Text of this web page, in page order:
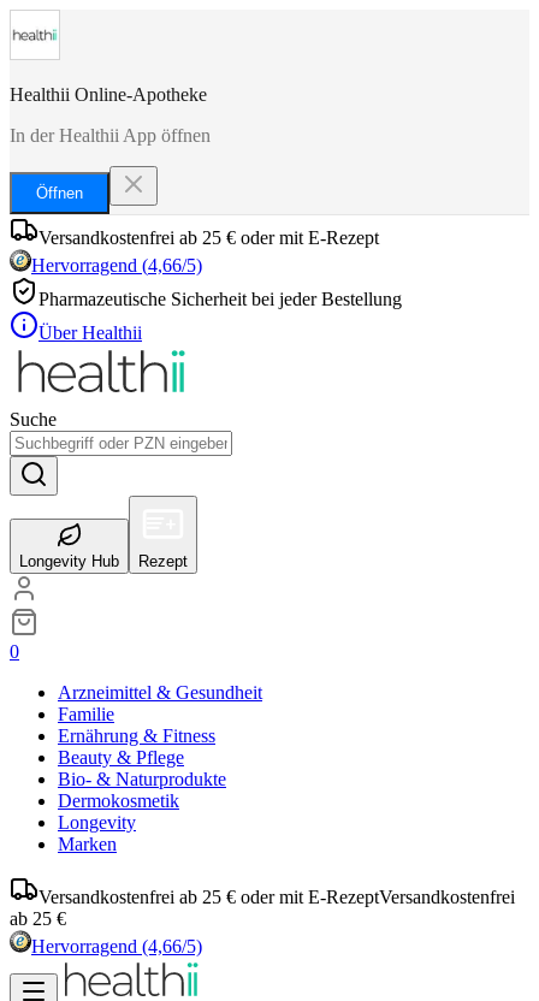
Healthii Online-Apotheke
In der Healthii App öffnen
Öffnen
Versandkostenfrei ab 25 € oder mit E-Rezept
Hervorragend (4,66/5)
Pharmazeutische Sicherheit bei jeder Bestellung
Über Healthii
Suche
Longevity Hub Rezept
0
Arzneimittel & Gesundheit
Familie
Ernährung & Fitness
Beauty & Pflege
Bio- & Naturprodukte
Dermokosmetik
Longevity
Marken
Versandkostenfrei ab 25 € oder mit E-RezeptVersandkostenfrei
ab 25 €
Hervorragend (4,66/5)